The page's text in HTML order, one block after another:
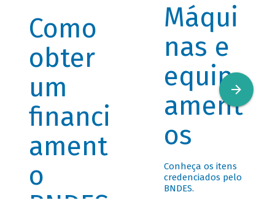
Como
obter
um
financi
ament
o
Máqui
nas e
equip
ament
os
Conheça os itens
credenciados pelo
BNDES.